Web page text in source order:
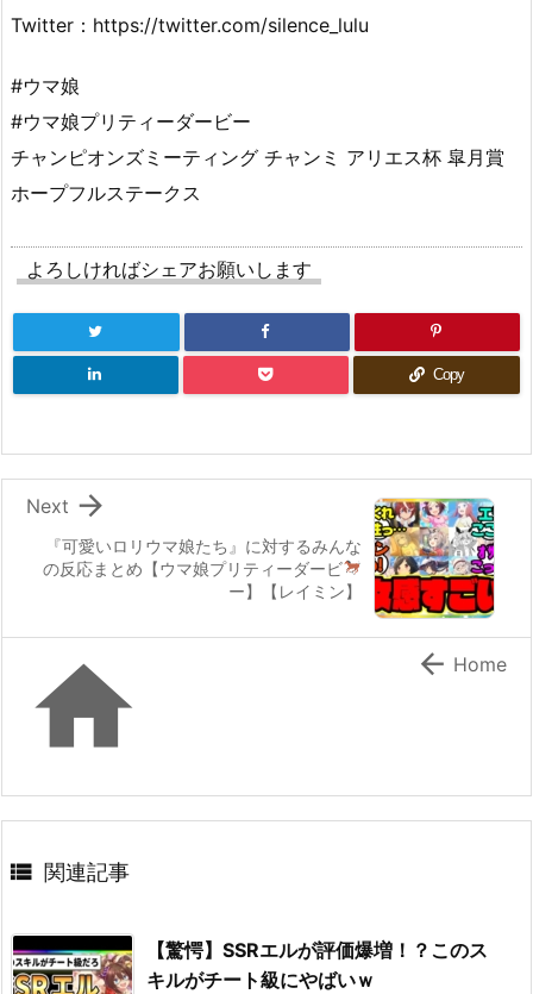
Twitter：https://twitter.com/silence_lulu
#ウマ娘
#ウマ娘プリティーダービー
チャンピオンズミーティング チャンミ アリエス杯 皐月賞
ホープフルステークス
よろしければシェアお願いします
Copy
『可愛いロリウマ娘たち』に対するみんな
の反応まとめ【ウマ娘プリティーダービ
ー】【レイミン】

Next
  Home
 関連記事
【驚愕】SSRエルが評価爆増！？このス
キルがチート級にやばいｗ